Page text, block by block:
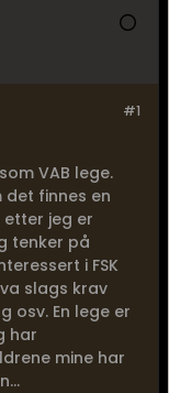
#1
VAB lege.
det finnes en
jeg er
tenker på
i FSK
slags krav
osv. En lege er
har
mine har